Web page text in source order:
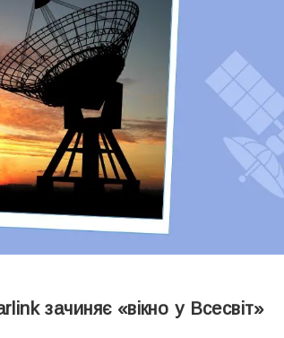
зачиняє «вікно у Всесвіт»